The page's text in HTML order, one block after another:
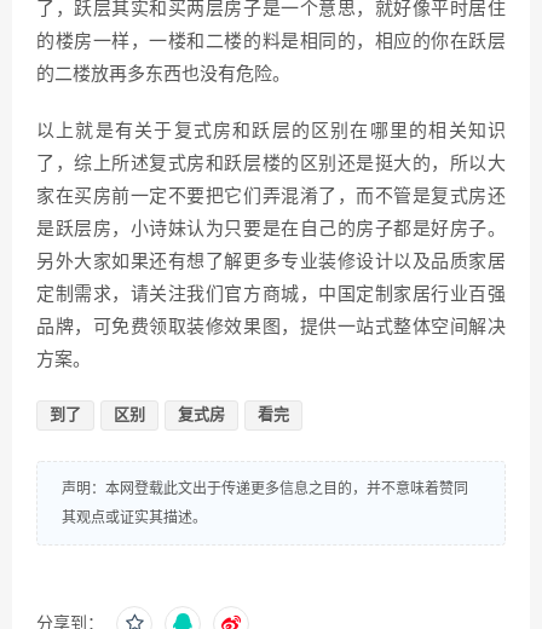
了，跃层其实和买两层房子是一个意思，就好像平时居住
的楼房一样，一楼和二楼的料是相同的，相应的你在跃层
的二楼放再多东西也没有危险。
以上就是有关于复式房和跃层的区别在哪里的相关知识
了，综上所述复式房和跃层楼的区别还是挺大的，所以大
家在买房前一定不要把它们弄混淆了，而不管是复式房还
是跃层房，小诗妹认为只要是在自己的房子都是好房子。
另外大家如果还有想了解更多专业装修设计以及品质家居
定制需求，请关注我们官方商城，中国定制家居行业百强
品牌，可免费领取装修效果图，提供一站式整体空间解决
方案。
到了 区别 复式房 看完
声明：本网登载此文出于传递更多信息之目的，并不意味着赞同
其观点或证实其描述。
分享到：